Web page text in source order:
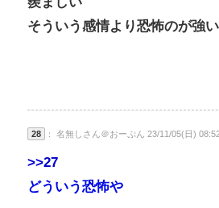
そういう感情より恐怖のが強
28 ： 名無しさん＠おーぷん 23/11/05(日)
>>27
どういう恐怖や